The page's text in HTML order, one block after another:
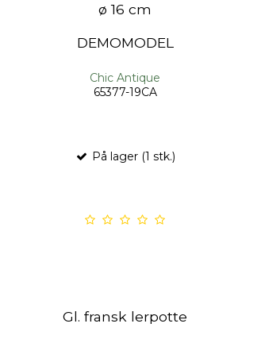
ø 16 cm
DEMOMODEL
Chic Antique
65377-19CA
På lager (1 stk.)
Gl. fransk lerpotte